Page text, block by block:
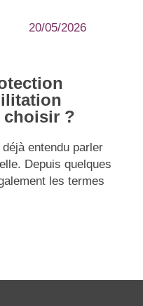
20/05/2026
choisir ?
entendu parler
Depuis quelques
les termes